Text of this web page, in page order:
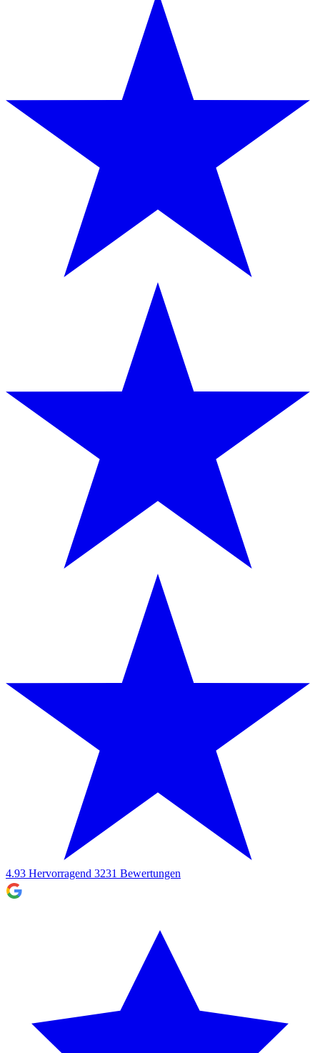
4.93 Hervorragend 3231 Bewertungen